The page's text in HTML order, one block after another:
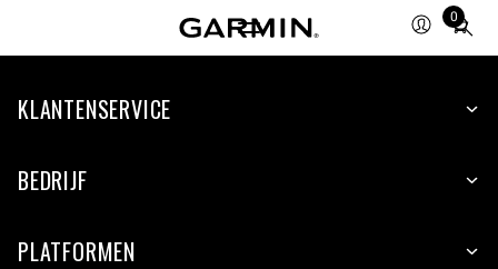
0
Total
KLANTENSERVICE
BEDRIJF
PLATFORMEN